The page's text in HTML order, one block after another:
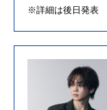
※詳細は後日発表